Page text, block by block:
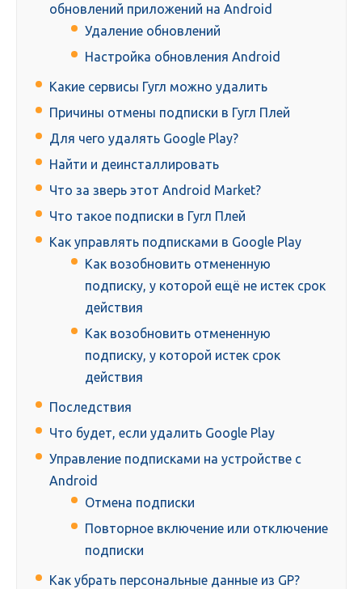
обновлений приложений на Android
Удаление обновлений
Настройка обновления Android
Какие сервисы Гугл можно удалить
Причины отмены подписки в Гугл Плей
Для чего удалять Google Play?
Найти и деинсталлировать
Что за зверь этот Android Market?
Что такое подписки в Гугл Плей
Как управлять подписками в Google Play
Как возобновить отмененную
подписку, у которой ещё не истек срок
действия
Как возобновить отмененную
подписку, у которой истек срок
действия
Последствия
Что будет, если удалить Google Play
Управление подписками на устройстве с
Android
Отмена подписки
Повторное включение или отключение
подписки
Как убрать персональные данные из GP?